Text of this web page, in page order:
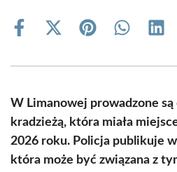
Share
Share
(Twitter)
Share Share
W Limanowej prowadzone
kradzieżą, która miała
2026 roku. Policja publikuje
która może być związana z